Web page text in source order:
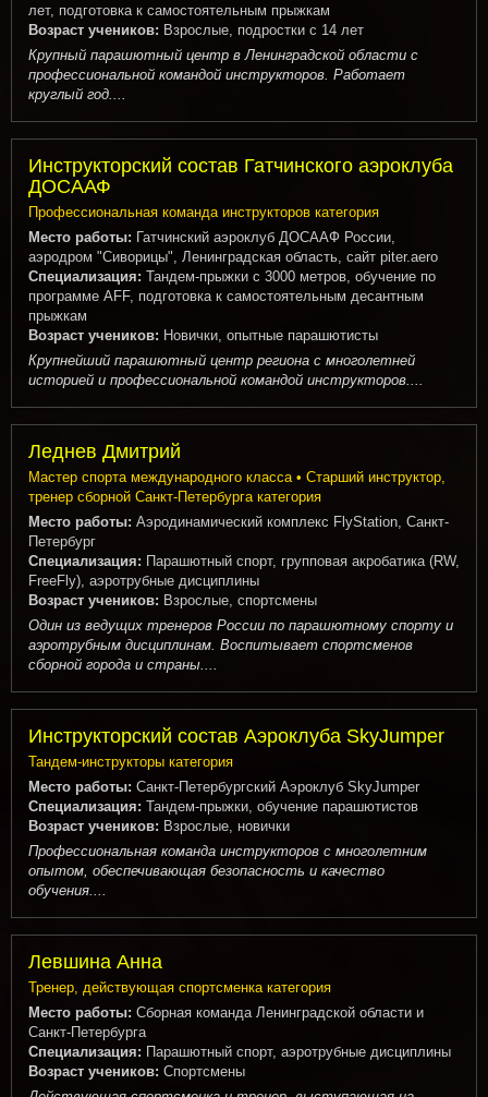
лет, подготовка к самостоятельным прыжкам
Возраст учеников: Взрослые, подростки с 14 лет
Крупный парашютный центр в Ленинградской области с
профессиональной командой инструкторов. Работает
круглый год....
Инструкторский состав Гатчинского аэроклуба
ДОСААФ
Профессиональная команда инструкторов категория
Место работы: Гатчинский аэроклуб ДОСААФ России,
аэродром "Сиворицы", Ленинградская область, сайт piter.aero
Специализация: Тандем-прыжки с 3000 метров, обучение по
программе AFF, подготовка к самостоятельным десантным
прыжкам
Возраст учеников: Новички, опытные парашютисты
Крупнейший парашютный центр региона с многолетней
историей и профессиональной командой инструкторов....
Леднев Дмитрий
Мастер спорта международного класса • Старший инструктор,
тренер сборной Санкт-Петербурга категория
Место работы: Аэродинамический комплекс FlyStation, Санкт-
Петербург
Специализация: Парашютный спорт, групповая акробатика (RW,
FreeFly), аэротрубные дисциплины
Возраст учеников: Взрослые, спортсмены
Один из ведущих тренеров России по парашютному спорту и
аэротрубным дисциплинам. Воспитывает спортсменов
сборной города и страны....
Инструкторский состав Аэроклуба SkyJumper
Тандем-инструкторы категория
Место работы: Санкт-Петербургский Аэроклуб SkyJumper
Специализация: Тандем-прыжки, обучение парашютистов
Возраст учеников: Взрослые, новички
Профессиональная команда инструкторов с многолетним
опытом, обеспечивающая безопасность и качество
обучения....
Левшина Анна
Тренер, действующая спортсменка категория
Место работы: Сборная команда Ленинградской области и
Санкт-Петербурга
Специализация: Парашютный спорт, аэротрубные дисциплины
Возраст учеников: Спортсмены